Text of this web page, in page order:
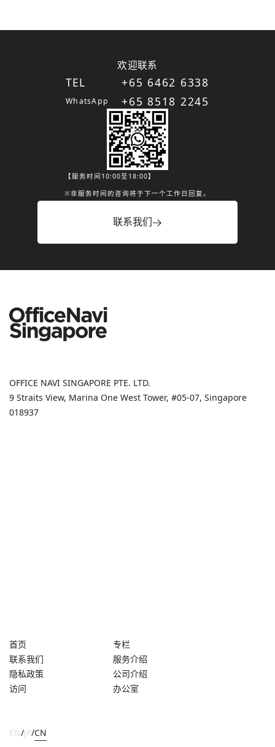
欢迎联系
TEL
WhatsApp
+65 6462 6338
+65 8518 2245
【服务时间10:00至18:00】
※非服务时间的咨询将于下一个工作日回复。
联系我们
OFFICE NAVI SINGAPORE PTE. LTD.
9 Straits View, Marina One West Tower, #05-07, Singapore
018937
首页
专栏
联系我们
服务介绍
隐私政策
公司介绍
访问
办公室
EN/JP/CN